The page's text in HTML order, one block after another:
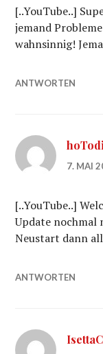
[..YouTube..]
jemand
wahnsinnig!
ANTWORTEN
hoTodi
7. MAI
[..YouTube..]
Update nochmal
Neustart dann
ANTWORTEN